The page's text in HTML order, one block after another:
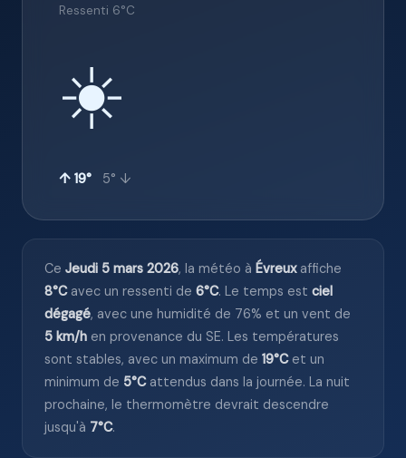
Ressenti 6°C
☀️
↑ 19° 5° ↓
Ce Jeudi 5 mars 2026, la météo à Évreuxaffiche
8°Cavec un ressenti de 6°C. Le temps est ciel
dégagé, avec une humidité de 76% et un vent de
5 km/h en provenance du SE. Les températures
sont stables, avec un maximum de 19°Cet un
minimum de 5°Cattendus dans la journée. La nuit
prochaine, le thermomètre devrait descendre
jusqu'à 7°C.